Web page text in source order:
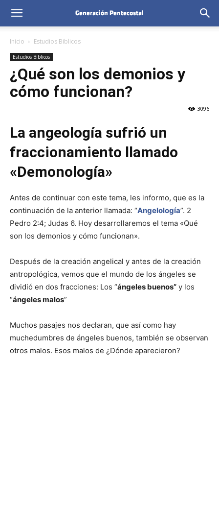
Inicio Estudios Biblicos
Estudios Biblicos
¿Qué son los demonios y
cómo funcionan?
3096
La angeología sufrió un
fraccionamiento llamado
«Demonología»
Antes de continuar con este tema, les informo, que es la
continuación de la anterior llamada: “Angelología”. 2
Pedro 2:4; Judas 6. Hoy desarrollaremos el tema «Qué
son los demonios y cómo funcionan».
Después de la creación angelical y antes de la creación
antropológica, vemos que el mundo de los ángeles se
dividió en dos fracciones: Los “ángeles buenos” y los
“ángeles malos”
Muchos pasajes nos declaran, que así como hay
muchedumbres de ángeles buenos, también se observan
otros malos. Esos malos de ¿Dónde aparecieron?